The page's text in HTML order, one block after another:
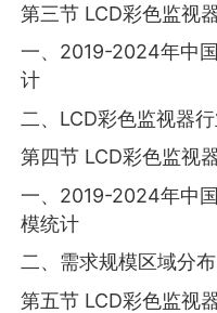
第三节 LCD彩色监视
一、2019-2024年中
计
二、LCD彩色监视器
第四节 LCD彩色监视
一、2019-2024年中
模统计
二、需求规模区域分布
第五节 LCD彩色监视